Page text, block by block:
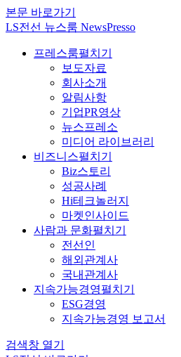
본문 바로가기
LS전선 뉴스룸 NewsPresso
프레스룸펼치기
보도자료
회사소개
알림사항
기업PR영상
뉴스프레소
미디어 라이브러리
비즈니스펼치기
Biz스토리
성공사례
Hi테크놀러지
마켓인사이드
사람과 문화펼치기
전선인
해외관계사
국내관계사
지속가능경영펼치기
ESG경영
지속가능경영 보고서
검색창 열기